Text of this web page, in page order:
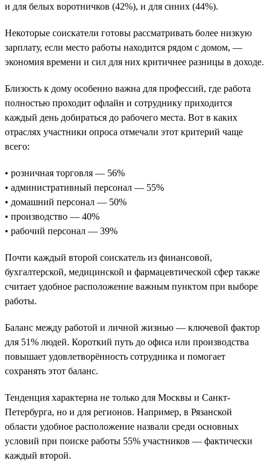
и для белых воротничков (42%), и для синих (44%).
Некоторые соискатели готовы рассматривать более низкую
зарплату, если место работы находится рядом с домом, —
экономия времени и сил для них критичнее разницы в доходе.
Близость к дому особенно важна для профессий, где работа
полностью проходит офлайн и сотруднику приходится
каждый день добираться до рабочего места. Вот в каких
отраслях участники опроса отмечали этот критерий чаще
всего:
• розничная торговля — 56%
• административный персонал — 55%
• домашний персонал — 50%
• производство — 40%
• рабочий персонал — 39%
Почти каждый второй соискатель из финансовой,
бухгалтерской, медицинской и фармацевтической сфер также
считает удобное расположение важным пунктом при выборе
работы.
Баланс между работой и личной жизнью — ключевой фактор
для 51% людей. Короткий путь до офиса или производства
повышает удовлетворённость сотрудника и помогает
сохранять этот баланс.
Тенденция характерна не только для Москвы и Санкт-
Петербурга, но и для регионов. Например, в Рязанской
области удобное расположение назвали среди основных
условий при поиске работы 55% участников — фактически
каждый второй.